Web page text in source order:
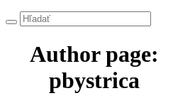
Author page:
pbystrica